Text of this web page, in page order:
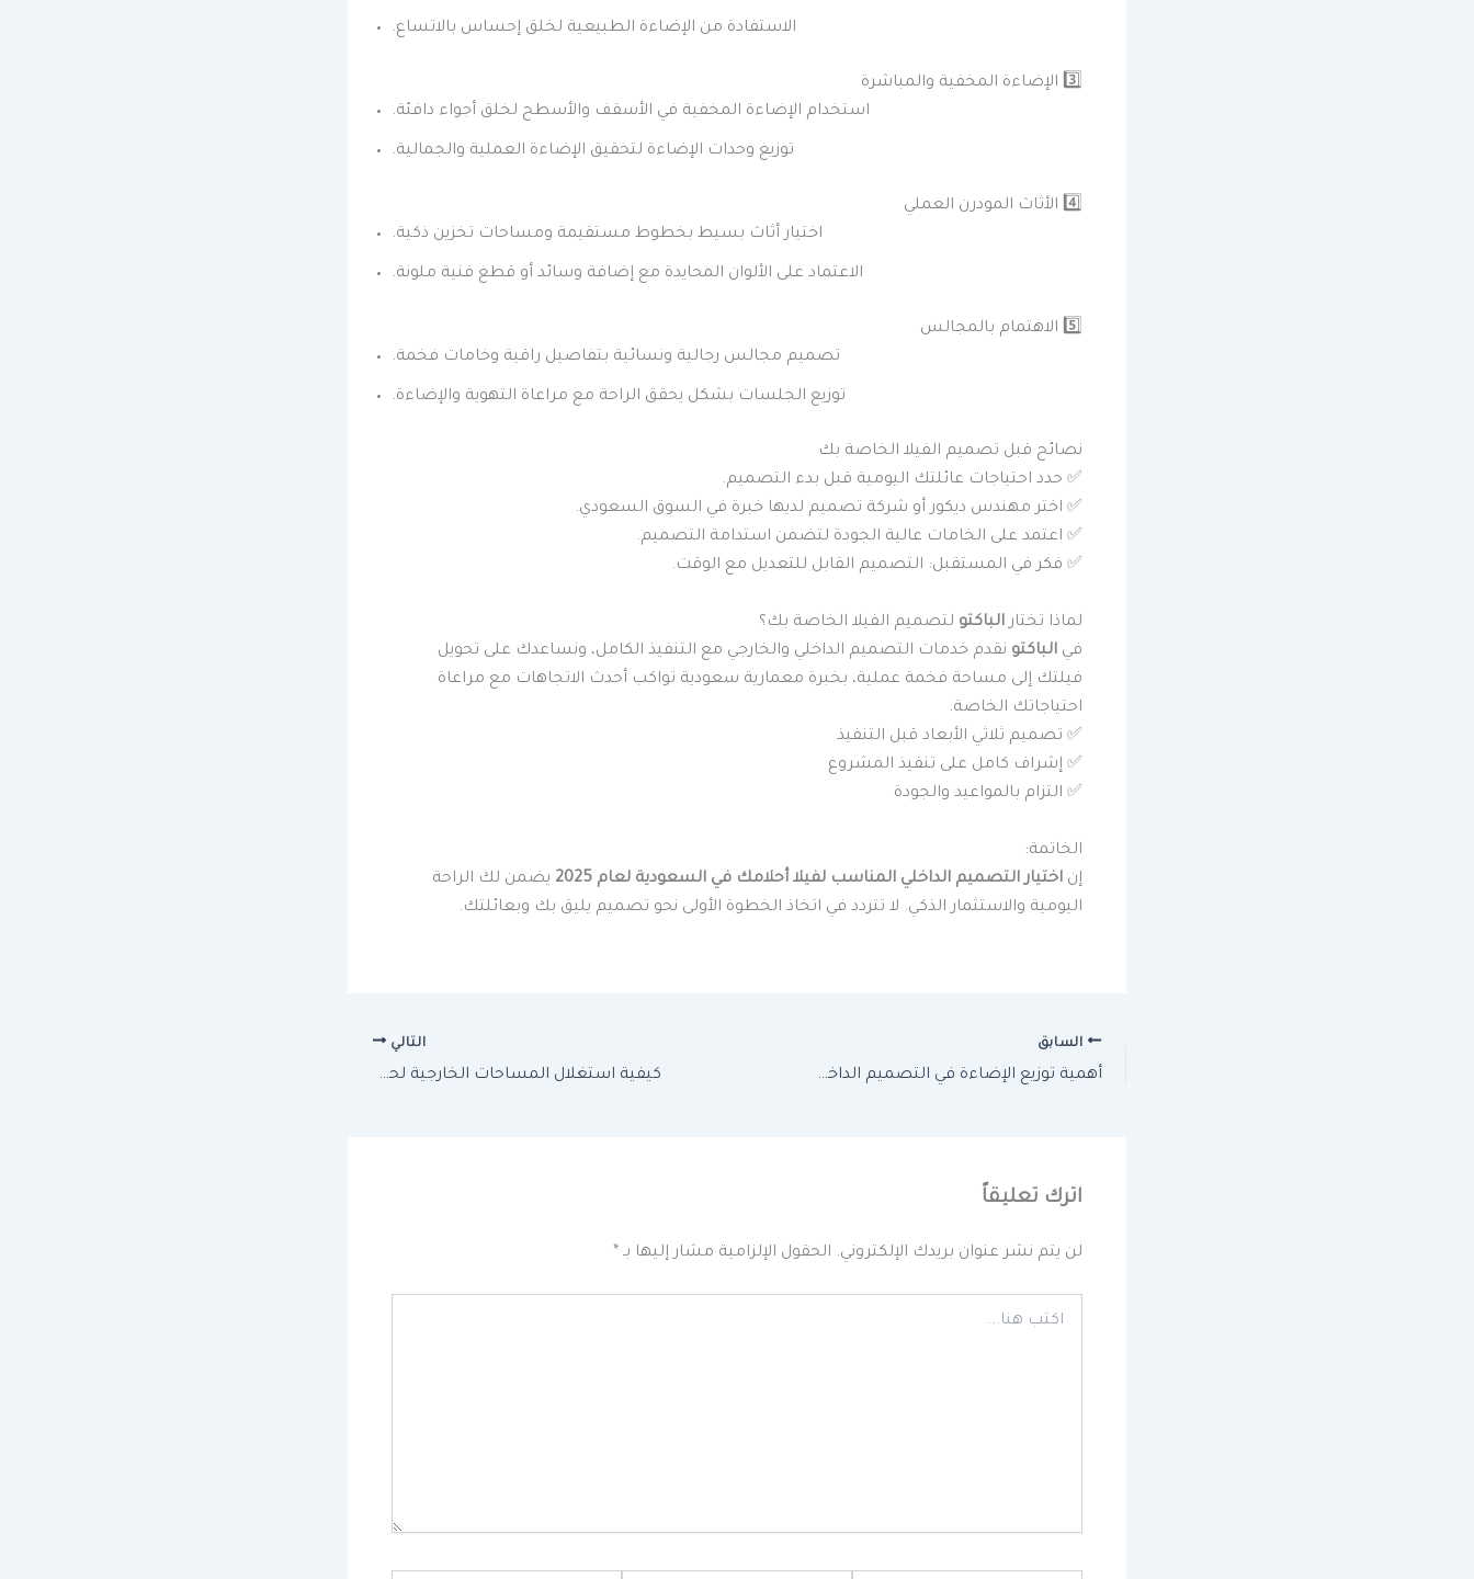
الاستفادة من الإضاءة الطبيعية لخلق إحساس بالاتساع.
3️⃣ الإضاءة المخفية والمباشرة
استخدام الإضاءة المخفية في الأسقف والأسطح لخلق أجواء دافئة.
توزيع وحدات الإضاءة لتحقيق الإضاءة العملية والجمالية.
4️⃣ الأثاث المودرن العملي
اختيار أثاث بسيط بخطوط مستقيمة ومساحات تخزين ذكية.
الاعتماد على الألوان المحايدة مع إضافة وسائد أو قطع فنية ملونة.
5️⃣ الاهتمام بالمجالس
تصميم مجالس رجالية ونسائية بتفاصيل راقية وخامات فخمة.
توزيع الجلسات بشكل يحقق الراحة مع مراعاة التهوية والإضاءة.
نصائح قبل تصميم الفيلا الخاصة بك
✅ حدد احتياجات عائلتك اليومية قبل بدء التصميم.
✅ اختر مهندس ديكور أو شركة تصميم لديها خبرة في السوق السعودي.
✅ اعتمد على الخامات عالية الجودة لتضمن استدامة التصميم.
✅ فكر في المستقبل: التصميم القابل للتعديل مع الوقت.
لماذا تختارالباكتو لتصميم الفيلا الخاصة بك؟
في الباكتو نقدم خدمات التصميم الداخلي والخارجي مع التنفيذ الكامل، ونساعدك على تحويل
فيلتك إلى مساحة فخمة عملية، بخبرة معمارية سعودية تواكب أحدث الاتجاهات مع مراعاة
احتياجاتك الخاصة.
✅ تصميم ثلاثي الأبعاد قبل التنفيذ
✅ إشراف كامل على تنفيذ المشروع
✅ التزام بالمواعيد والجودة
الخاتمة:
إن اختيار التصميم الداخلي المناسب لفيلا أحلامك في السعودية لعام 2025
يضمن لك الراحة
اليومية والاستثمار الذكي. لا تتردد في اتخاذ الخطوة الأولى نحو تصميم يليق بك وبعائلتك.
السابق
أهمية توزيع الإضاءة في التصميم الداخلي للمنزل
التالي
كيفية استغلال المساحات الخارجية لحديقة منزلية عملية وجميل
اترك تعليقاً
لن يتم نشر عنوان بريدك الإلكتروني. الحقول الإلزامية مشار إليها بـ *
هنا...